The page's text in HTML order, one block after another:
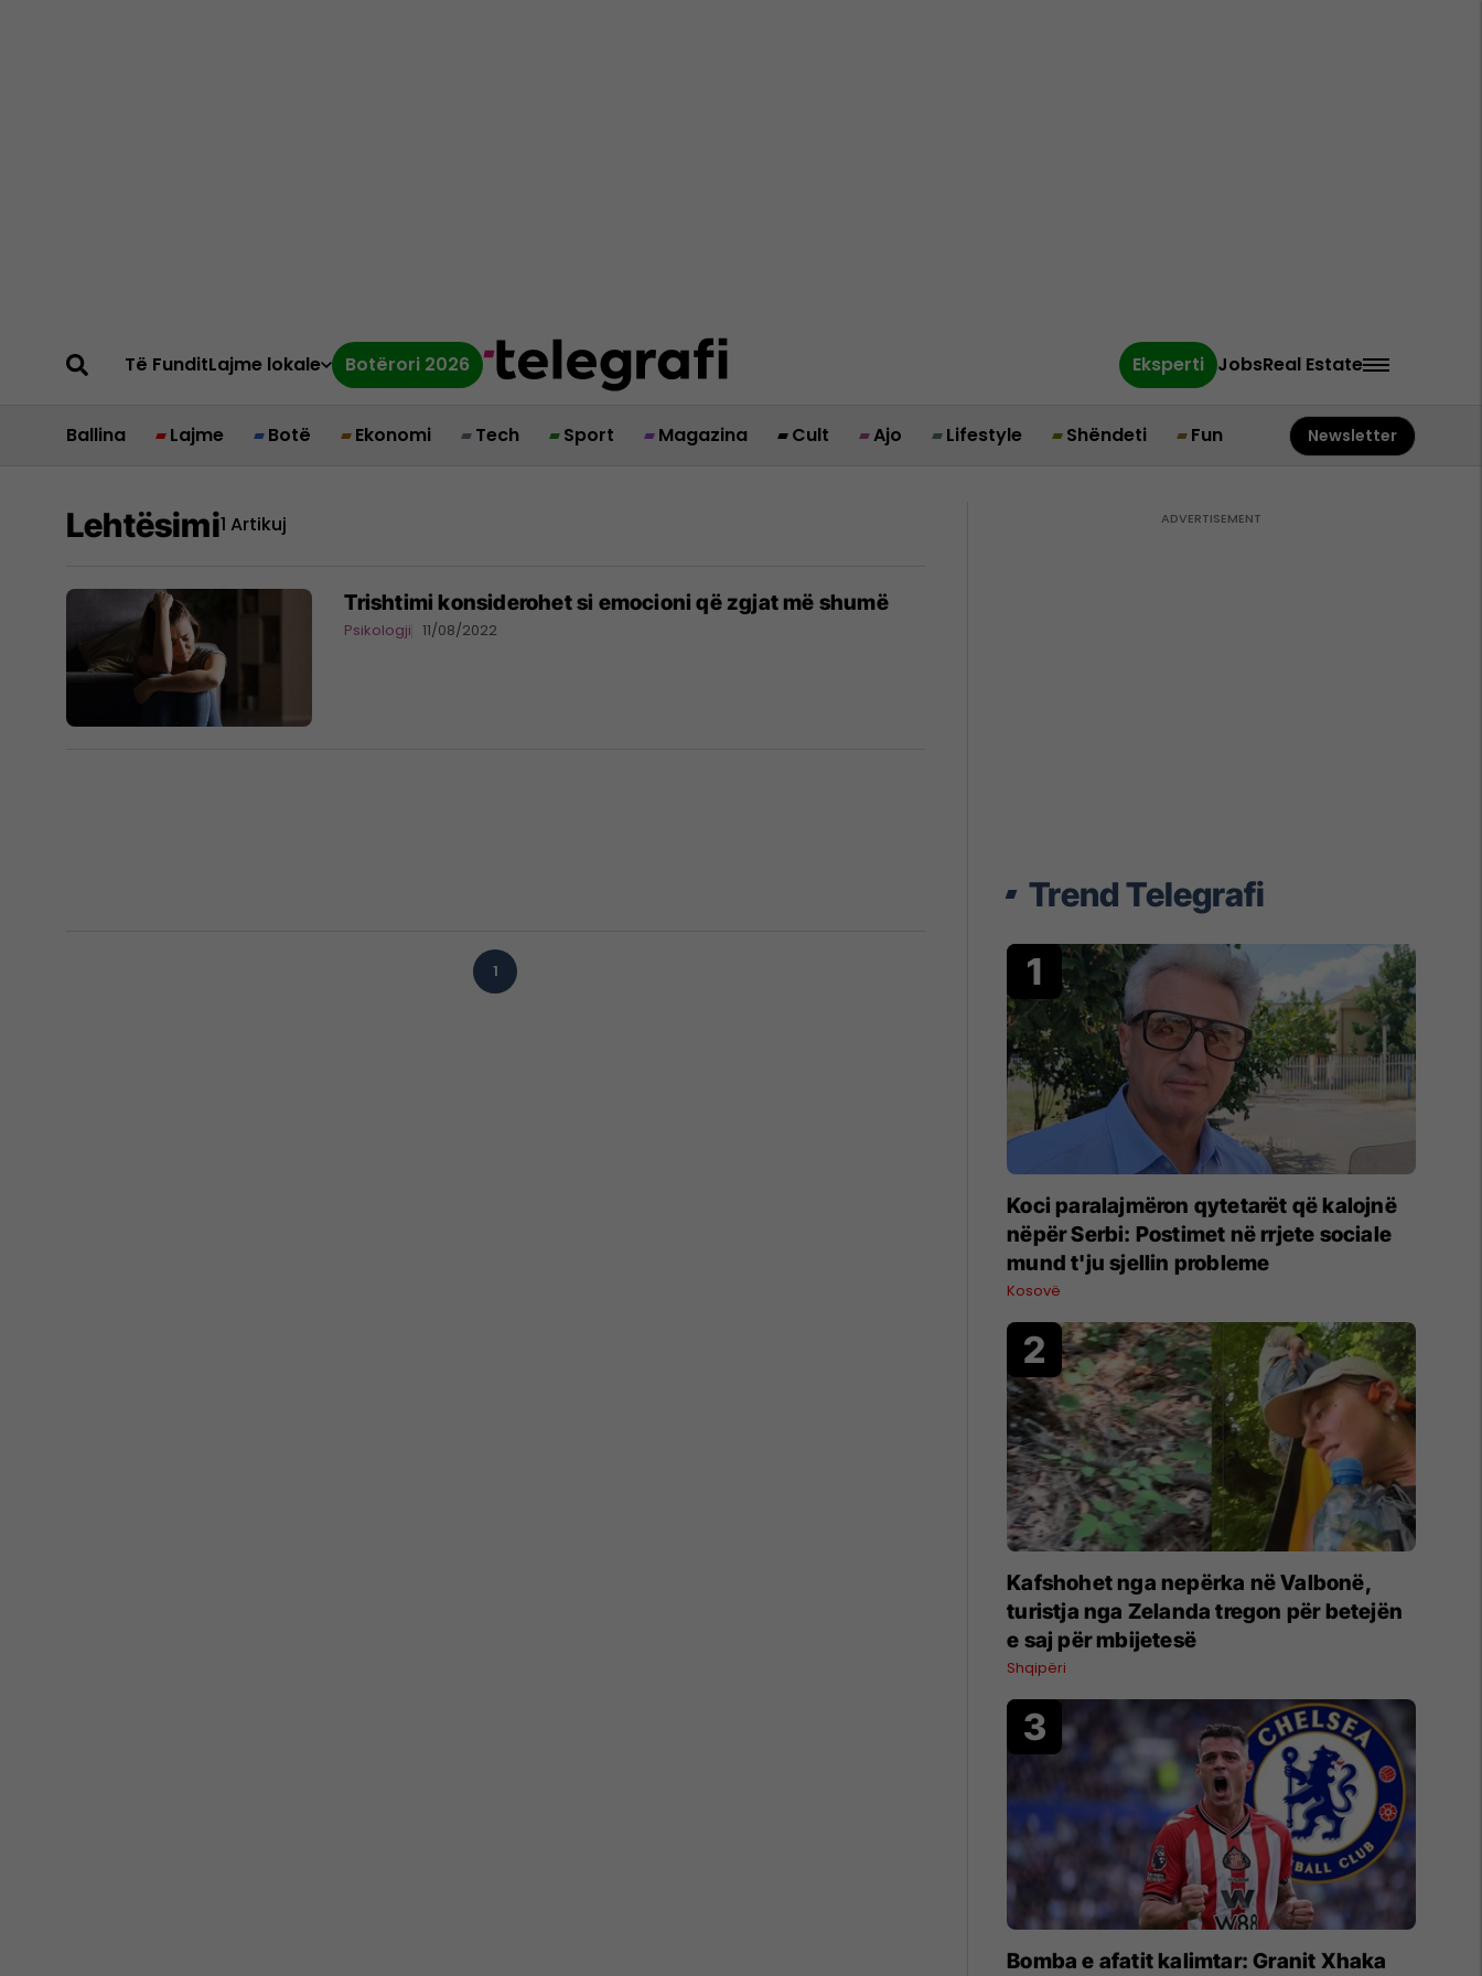
Të FunditLajme lokale Botërori 2026 Eksperti JobsReal Estate
Ballina Lajme Botë Ekonomi Tech Sport Magazina Cult Ajo Lifestyle Shëndeti Fun Newsletter
Lehtësimi1 Artikuj
Trishtimi konsiderohet si emocioni që zgjat më shumë
Psikologji 11/08/2022
1
Trend Telegrafi
Koci paralajmëron qytetarët që kalojnë
nëpër Serbi: Postimet në rrjete sociale
mund t'ju sjellin probleme
Kosovë
Kafshohet nga nepërka në Valbonë,
turistja nga Zelanda tregon për betejën
e saj për mbijetesë
Shqipëri
Bomba e afatit kalimtar: Granit Xhaka